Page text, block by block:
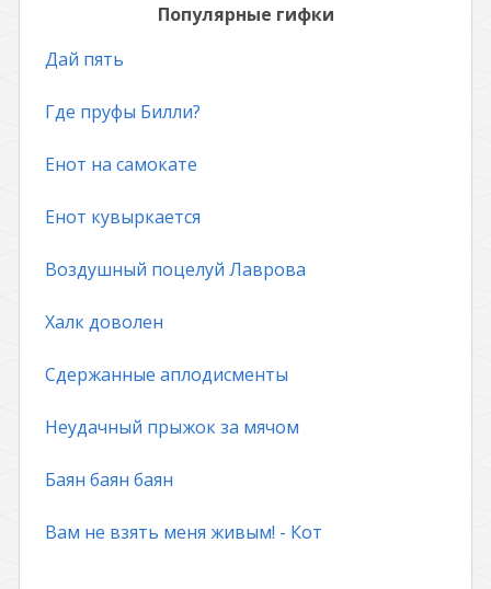
Популярные гифки
Дай пять
Где пруфы Билли?
Енот на самокате
Енот кувыркается
Воздушный поцелуй Лаврова
Халк доволен
Сдержанные аплодисменты
Неудачный прыжок за мячом
Баян баян баян
Вам не взять меня живым! - Кот